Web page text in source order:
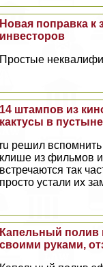
Новая поправка к
инвесторов
Простые
14 штампов из
кактусы в пустыне
ru решил
клише из фильмов
встречаются так
просто устали их
Капельный полив
своими руками,